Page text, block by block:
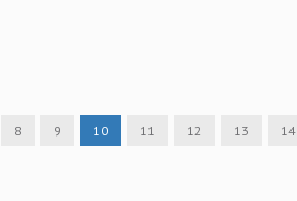
8 9 10 11 12 13 14